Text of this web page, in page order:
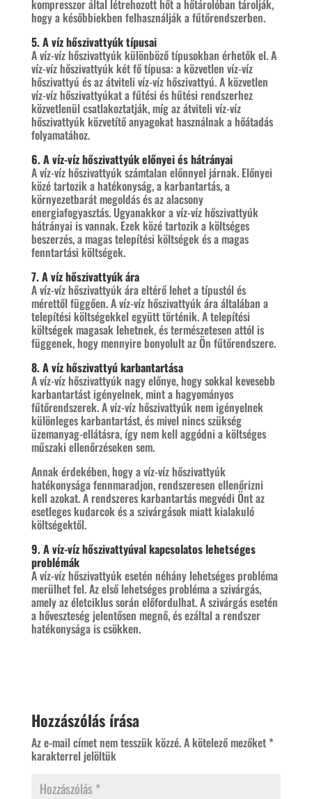
kompresszor által létrehozott hőt a hőtárolóban tárolják,
hogy a későbbiekben felhasználják a fűtőrendszerben.
5. A víz hőszivattyúk típusai
A víz-víz hőszivattyúk különböző típusokban érhetők el. A
víz-víz hőszivattyúk két fő típusa: a közvetlen víz-víz
hőszivattyú és az átviteli víz-víz hőszivattyú. A közvetlen
víz-víz hőszivattyúkat a fűtési és hűtési rendszerhez
közvetlenül csatlakoztatják, míg az átviteli víz-víz
hőszivattyúk közvetítő anyagokat használnak a hőátadás
folyamatához.
6. A víz-víz hőszivattyúk előnyei és hátrányai
A víz-víz hőszivattyúk számtalan előnnyel járnak. Előnyei
közé tartozik a hatékonyság, a karbantartás, a
környezetbarát megoldás és az alacsony
energiafogyasztás. Ugyanakkor a víz-víz hőszivattyúk
hátrányai is vannak. Ezek közé tartozik a költséges
beszerzés, a magas telepítési költségek és a magas
fenntartási költségek.
7. A víz hőszivattyúk ára
A víz-víz hőszivattyúk ára eltérő lehet a típustól és
mérettől függően. A víz-víz hőszivattyúk ára általában a
telepítési költségekkel együtt történik. A telepítési
költségek magasak lehetnek, és természetesen attól is
függenek, hogy mennyire bonyolult az Ön fűtőrendszere.
8. A víz hőszivattyú karbantartása
A víz-víz hőszivattyúk nagy előnye, hogy sokkal kevesebb
karbantartást igényelnek, mint a hagyományos
fűtőrendszerek. A víz-víz hőszivattyúk nem igényelnek
különleges karbantartást, és mivel nincs szükség
üzemanyag-ellátásra, így nem kell aggódni a költséges
műszaki ellenőrzéseken sem.
Annak érdekében, hogy a víz-víz hőszivattyúk
hatékonysága fennmaradjon, rendszeresen ellenőrizni
kell azokat. A rendszeres karbantartás megvédi Önt az
esetleges kudarcok és a szivárgások miatt kialakuló
költségektől.
9. A víz-víz hőszivattyúval kapcsolatos lehetséges
problémák
A víz-víz hőszivattyúk esetén néhány lehetséges probléma
merülhet fel. Az első lehetséges probléma a szivárgás,
amely az életciklus során előfordulhat. A szivárgás esetén
a hőveszteség jelentősen megnő, és ezáltal a rendszer
hatékonysága is csökken.
Hozzászólás írása
Az e-mail címet nem tesszük közzé.A kötelező mezőket *
karakterrel jelöltük